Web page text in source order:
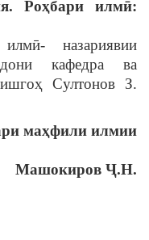
Роҳбари илмӣ:
назариявии
кафедра ва
Султонов З.
маҳфили илмии
Ҷ.Н.